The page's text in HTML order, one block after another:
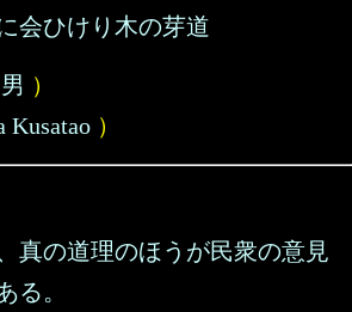
会ひけり木の芽道
）
Kusatao ）
真の道理のほうが民衆の意見
る。